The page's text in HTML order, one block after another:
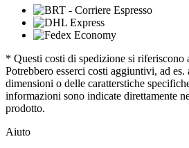
* Questi costi di spedizione si riferiscono
Potrebbero esserci costi aggiuntivi, ad es.
dimensioni o delle caratterstiche
informazioni sono indicate direttamente
prodotto.
Aiuto